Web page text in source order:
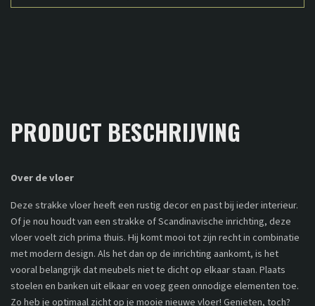
PRODUCT BESCHRIJVING
Over de vloer
Deze strakke vloer heeft een rustig decor en past bij ieder interieur.
Of je nou houdt van een strakke of Scandinavische inrichting, deze
vloer voelt zich prima thuis. Hij komt mooi tot zijn recht in combinatie
met modern design. Als het dan op de inrichting aankomt, is het
vooral belangrijk dat meubels niet te dicht op elkaar staan. Plaats
stoelen en banken uit elkaar en voeg geen onnodige elementen toe.
Zo heb je optimaal zicht op je mooie nieuwe vloer! Genieten, toch?